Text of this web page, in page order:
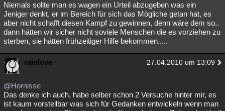
Niemals sollte man es wagen ein Urteil abzugeben was ein
Jeniger denkt, er im Bereich für sich das Mögliche getan hat, es
aber nicht schafft diesen Kampf zu gewinnen, denn wäre dem so..
dann hätten wir sicher nicht soviele Menschen die es vorziehen zu
sterben, sie hätten frühzeitiger Hilfe bekommen.....
rainlove 27.04.2010 um 13:09
@Hornisse
Das denke ich auch, habe selber schon 2 Versuche hinter mir, es
ist kaum vorstellbar was sich für Gedanken entwickeln wenn man